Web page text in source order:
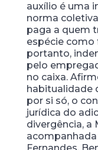
auxílio é uma
norma
paga a quem
espécie como
portanto,
pelo
no caixa.
habitualidade
por si só, o
jurídica do
divergência, a